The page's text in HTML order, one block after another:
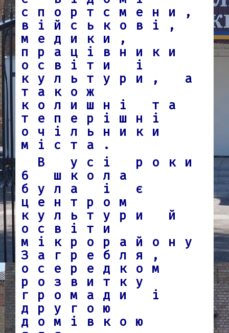
спортсмени,
військові,
медики,
працівники
освіти і
культури, а
також
колишні та
теперішні
очільники
міста.
В усі роки
6 школа
була і є
центром
культури й
освіти
мікрорайону
Загребля,
осередком
розвитку
громади і
другою
домівкою